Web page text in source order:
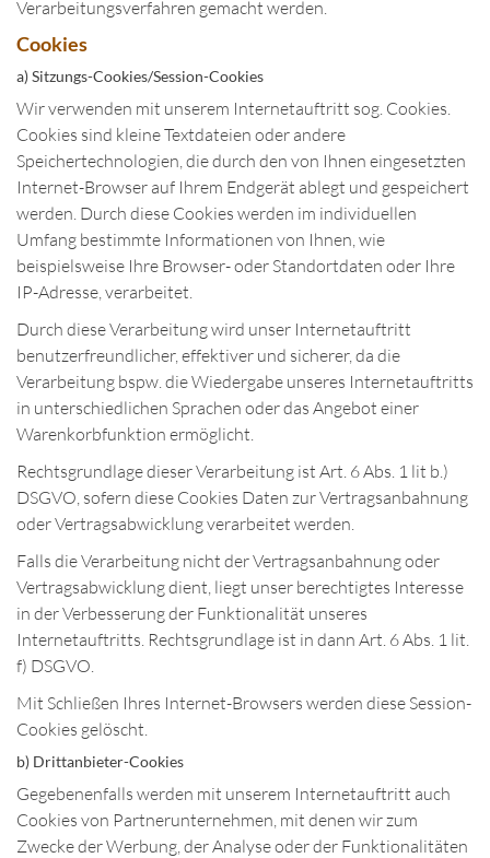
Verarbeitungsverfahren gemacht werden.
Cookies
a) Sitzungs-Cookies/Session-Cookies
Wir verwenden mit unserem Internetauftritt sog. Cookies.
Cookies sind kleine Textdateien oder andere
Speichertechnologien, die durch den von Ihnen eingesetzten
Internet-Browser auf Ihrem Endgerät ablegt und gespeichert
werden. Durch diese Cookies werden im individuellen
Umfang bestimmte Informationen von Ihnen, wie
beispielsweise Ihre Browser- oder Standortdaten oder Ihre
IP-Adresse, verarbeitet.
Durch diese Verarbeitung wird unser Internetauftritt
benutzerfreundlicher, effektiver und sicherer, da die
Verarbeitung bspw. die Wiedergabe unseres Internetauftritts
in unterschiedlichen Sprachen oder das Angebot einer
Warenkorbfunktion ermöglicht.
Rechtsgrundlage dieser Verarbeitung ist Art. 6 Abs. 1 lit b.)
DSGVO, sofern diese Cookies Daten zur Vertragsanbahnung
oder Vertragsabwicklung verarbeitet werden.
Falls die Verarbeitung nicht der Vertragsanbahnung oder
Vertragsabwicklung dient, liegt unser berechtigtes Interesse
in der Verbesserung der Funktionalität unseres
Internetauftritts. Rechtsgrundlage ist in dann Art. 6 Abs. 1 lit.
f) DSGVO.
Mit Schließen Ihres Internet-Browsers werden diese Session-
Cookies gelöscht.
b) Drittanbieter-Cookies
Gegebenenfalls werden mit unserem Internetauftritt auch
Cookies von Partnerunternehmen, mit denen wir zum
Zwecke der Werbung, der Analyse oder der Funktionalitäten